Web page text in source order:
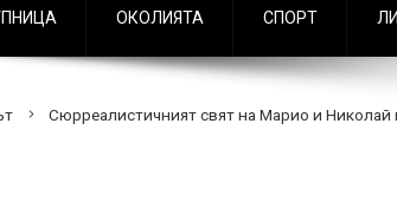
ОКОЛИЯТА СПОРТ
Сюрреалистичният свят на Марио и Николай